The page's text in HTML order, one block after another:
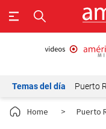
Temas del día Puerto
Home > Puerto